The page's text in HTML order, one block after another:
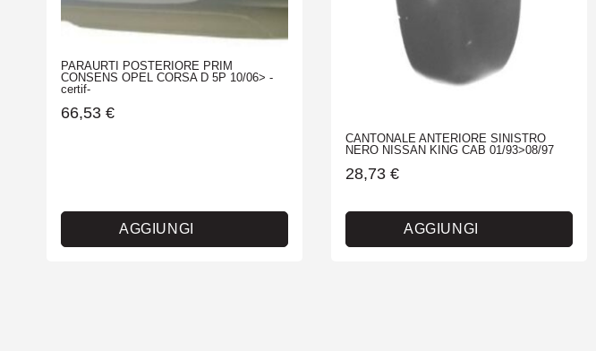
PARAURTI POSTERIORE PRIM
CONSENS OPEL CORSA D 5P 10/06> -
certif-
66,53 €
AGGIUNGI
CANTONALE ANTERIORE SINISTRO
NERO NISSAN KING CAB 01/93>08/97
28,73 €
AGGIUNGI